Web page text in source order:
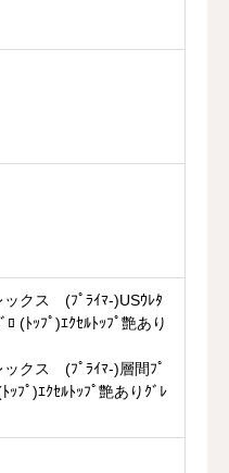
クス (ﾌﾟﾗｲﾏ-)USｳﾚﾀ
ﾛ (ﾄｯﾌﾟ)ｴｸｾﾙﾄｯﾌﾟ艶あり
クス (ﾌﾟﾗｲﾏ-)層間ﾌﾟ
ｯﾌﾟ)ｴｸｾﾙﾄｯﾌﾟ艶ありｸﾞﾚ